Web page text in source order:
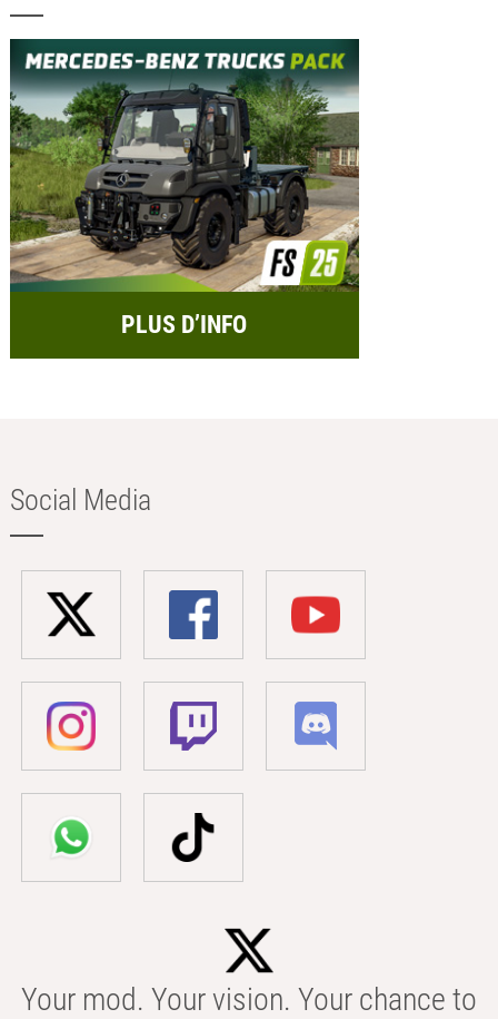
PLUS D’INFO
Social Media
Your mod. Your vision. Your chance to